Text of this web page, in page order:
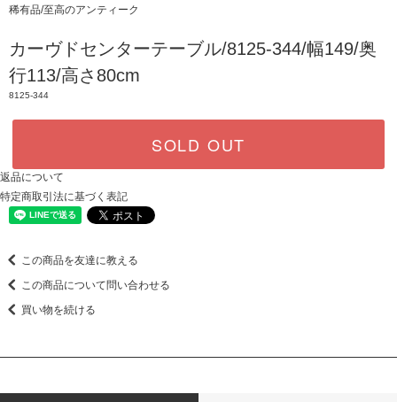
稀有品/至高のアンティーク
カーヴドセンターテーブル/8125-344/幅149/奥
行113/高さ80cm
8125-344
SOLD OUT
返品について
特定商取引法に基づく表記
この商品を友達に教える
この商品について問い合わせる
買い物を続ける